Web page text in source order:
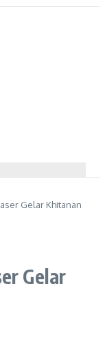
Gelar Khitanan
Gelar